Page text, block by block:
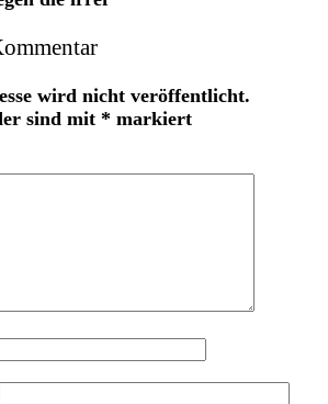
wird nicht veröffentlicht.
sind mit * markiert